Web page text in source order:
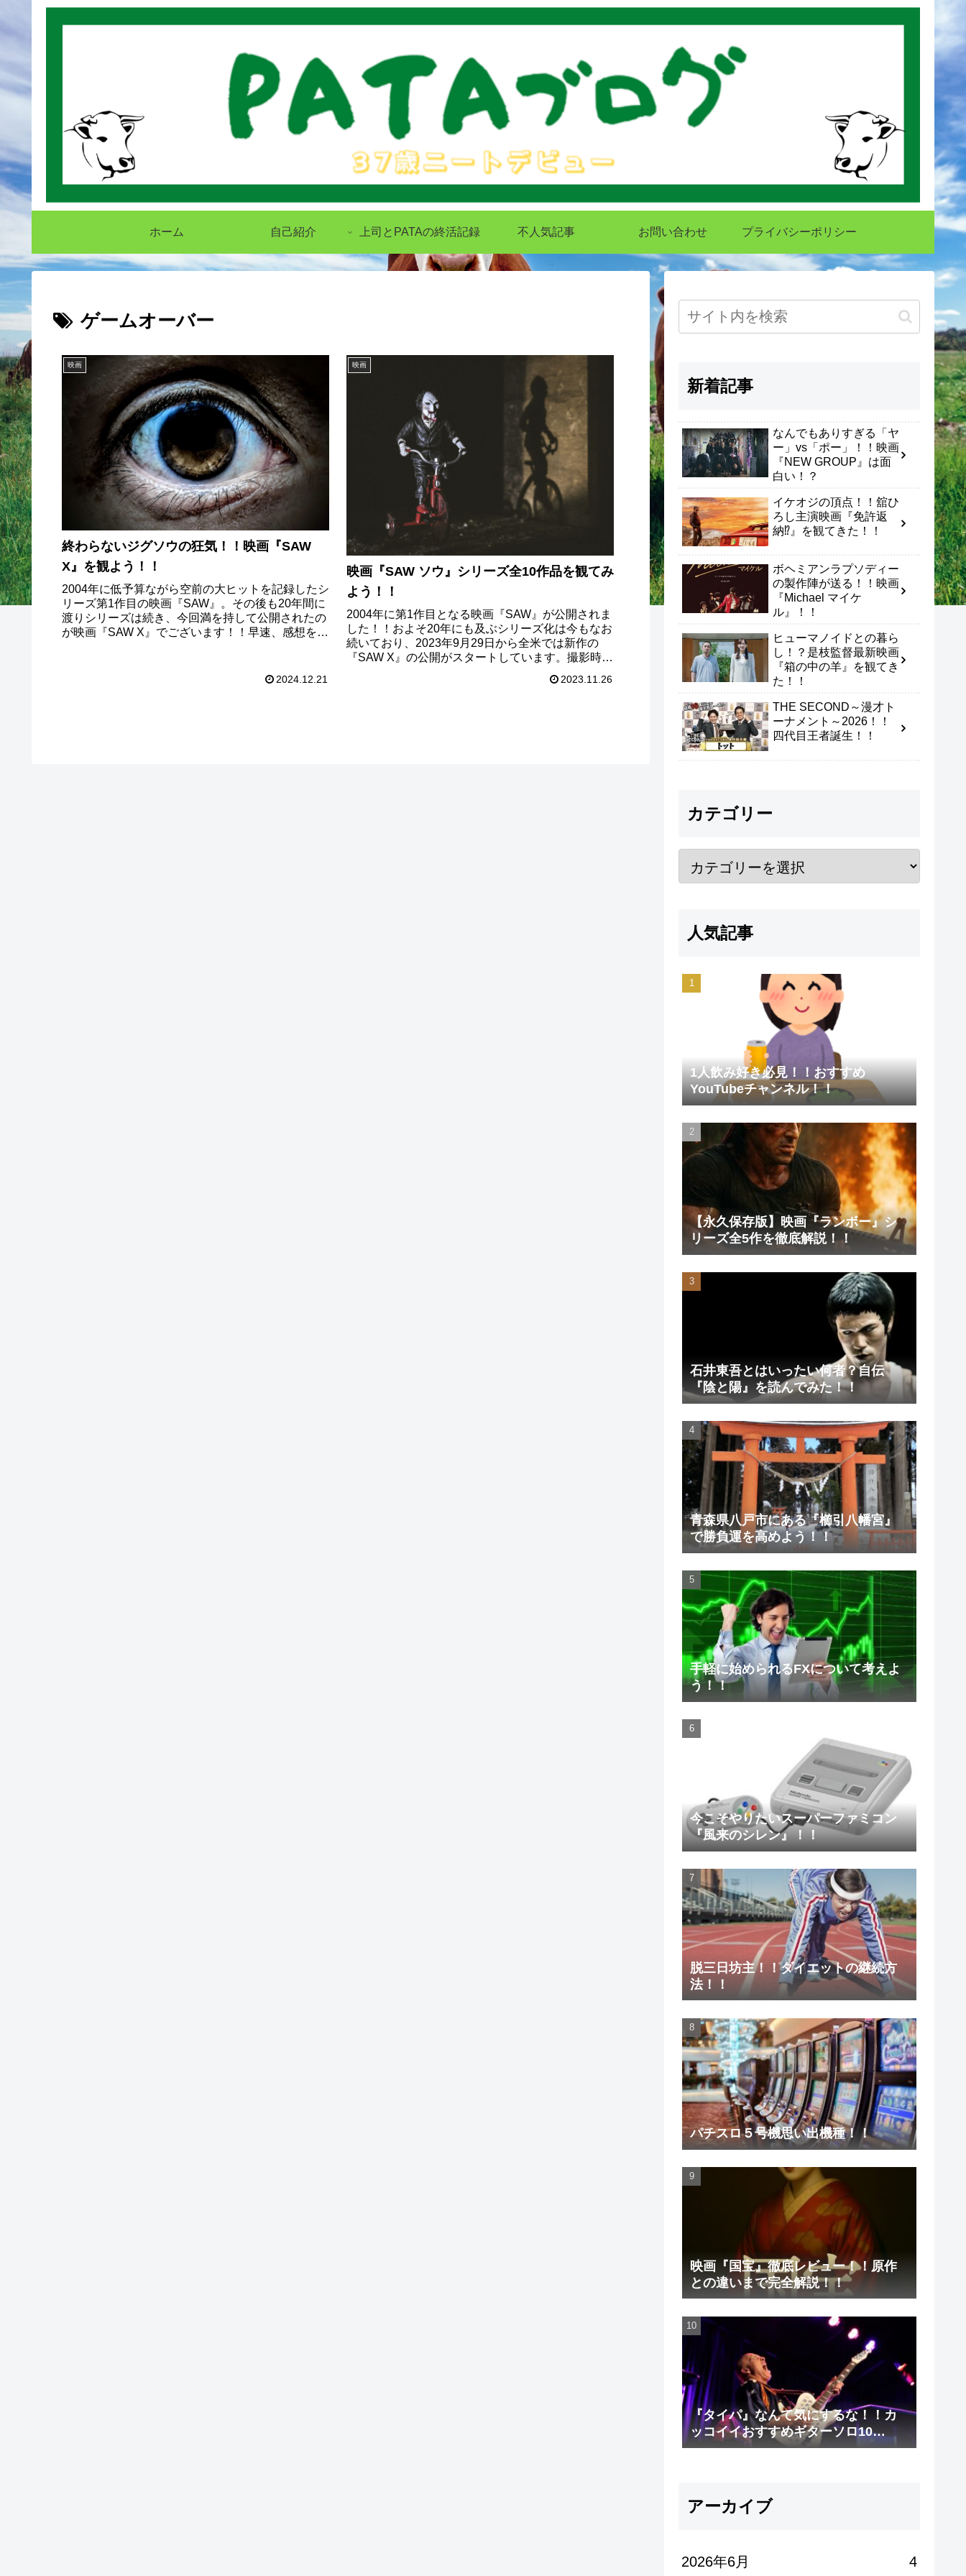
ホーム 自己紹介 上司とPATAの終活記録 不人気記事 お問い合わせ プライバシーポリシー
ゲームオーバー
映画
終わらないジグソウの狂気！！映画『SAW
X』を観よう！！
2004年に低予算ながら空前の大ヒットを記録したシ
リーズ第1作目の映画『SAW』。その後も20年間に
渡りシリーズは続き、今回満を持して公開されたの
が映画『SAW X』でございます！！早速、感想をま
2024.12.21
映画
映画『SAW ソウ』シリーズ全10作品を観てみ
よう！！
2004年に第1作目となる映画『SAW』が公開されま
した！！およそ20年にも及ぶシリーズ化は今もなお
続いており、2023年9月29日から全米では新作の
『SAW X』の公開がスタートしています。撮影時に
び声』により「事件か！？」と通報されてしまい、
2023.11.26
新着記事
なんでもありすぎる「ヤ
ー」vs「ポー」！！映画
『NEW GROUP』は面
白い！？
イケオジの頂点！！舘ひ
ろし主演映画『免許返
納⁉』を観てきた！！
ボヘミアンラプソディー
の製作陣が送る！！映画
『Michael マイケ
ル』！！
ヒューマノイドとの暮ら
し！？是枝監督最新映画
『箱の中の羊』を観てき
た！！
THE SECOND～漫才ト
ーナメント～2026！！
四代目王者誕生！！
カテゴリー
人気記事
1人飲み好き必見！！おすすめ
YouTubeチャンネル！！
【永久保存版】映画『ランボー』シ
リーズ全5作を徹底解説！！
石井東吾とはいったい何者？自伝
『陰と陽』を読んでみた！！
青森県八戸市にある『櫛引八幡宮』
で勝負運を高めよう！！
手軽に始められるFXについて考えよ
う！！
今こそやりたいスーパーファミコン
『風来のシレン』！！
脱三日坊主！！ダイエットの継続方
法！！
パチスロ５号機思い出機種！！
映画『国宝』徹底レビュー！！原作
との違いまで完全解説！！
『タイパ』なんて気にするな！！カ
ッコイイおすすめギターソロ10
選！！
アーカイブ
2026年6月 4